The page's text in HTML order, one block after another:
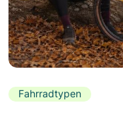
Fahrradtypen